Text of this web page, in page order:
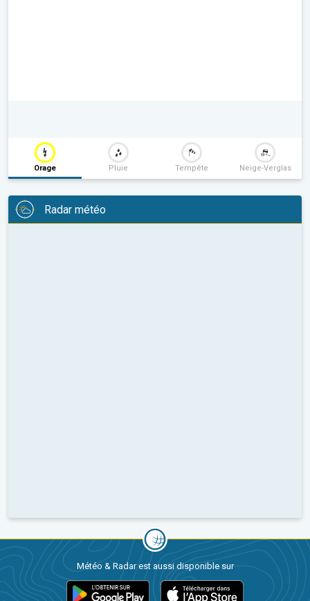
Orage Pluie Tempête Neige-Verglas
Radar météo
Météo & Radar est aussi disponible sur